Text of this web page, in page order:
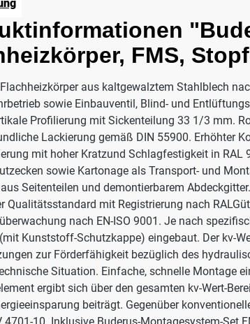
FMS,
aus kaltgewalztem Stahlblech
sowie Einbauventil, Blind- und
Profilierung mit Sickenteilung 33 1/3 mm.
Lackierung gemäß DIN 55900. Erhöhter
mit hoher Kratzund Schlagfestigkeit in
sowie Kartonage als Transport- und
Seitenteilen und demontierbarem
Qualitätsstandard mit Registrierung nach
nach EN-ISO 9001. Je nach
Kunststoff-Schutzkappe) eingebaut. Der kv-
zur Förderfähigkeit bezüglich des
Situation. Einfache, schnelle Montage
ergibt sich über den gesamten kv-Wert-
beiträgt. Gegenüber